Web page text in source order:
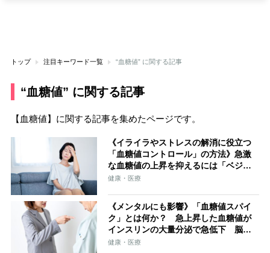
トップ 注目キーワード一覧 “血糖値” に関する記事
“血糖値” に関する記事
【血糖値】に関する記事を集めたページです。
《イライラやストレスの解消に役立つ
「血糖値コントロール」の方法》急激
な血糖値の上昇を抑えるには「ベジフ
ァースト」、長い空腹時間を避けるた
健康・医療
《メンタルにも影響》「血糖値スパイ
ク」とは何か？ 急上昇した血糖値が
インスリンの大量分泌で急低下 脳が
飢餓状態と判断し、イライラ、不安、
健康・医療